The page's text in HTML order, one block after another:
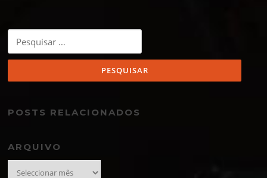
por:
POSTS RELACIONADOS
ARQUIVO